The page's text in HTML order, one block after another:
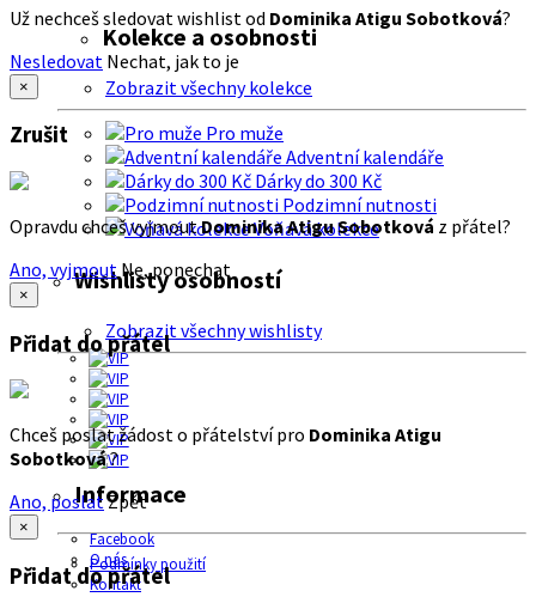
Kolekce a osobnosti
Zobrazit všechny kolekce
Pro muže
Adventní kalendáře
Dárky do 300 Kč
Podzimní nutnosti
Voňavá kolekce
Wishlisty osobností
Zobrazit všechny wishlisty
Informace
Facebook
O nás
Podmínky použití
Kontakt
Už nechceš sledovat wishlist od Dominika Atigu Sobotková?
Nesledovat Nechat, jak to je
×
Zrušit
Opravdu chceš vyjmoutDominika Atigu Sobotková z přátel?
Ano, vyjmout Ne, ponechat
×
Přidat do přátel
Chceš poslat žádost o přátelství pro Dominika Atigu
Sobotková?
Ano, poslatZpět
×
Přidat do přátel